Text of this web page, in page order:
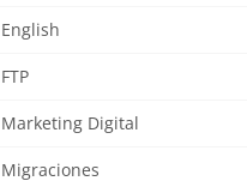
English
FTP
Marketing Digital
Migraciones